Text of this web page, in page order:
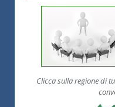
Clicca sulla regione di